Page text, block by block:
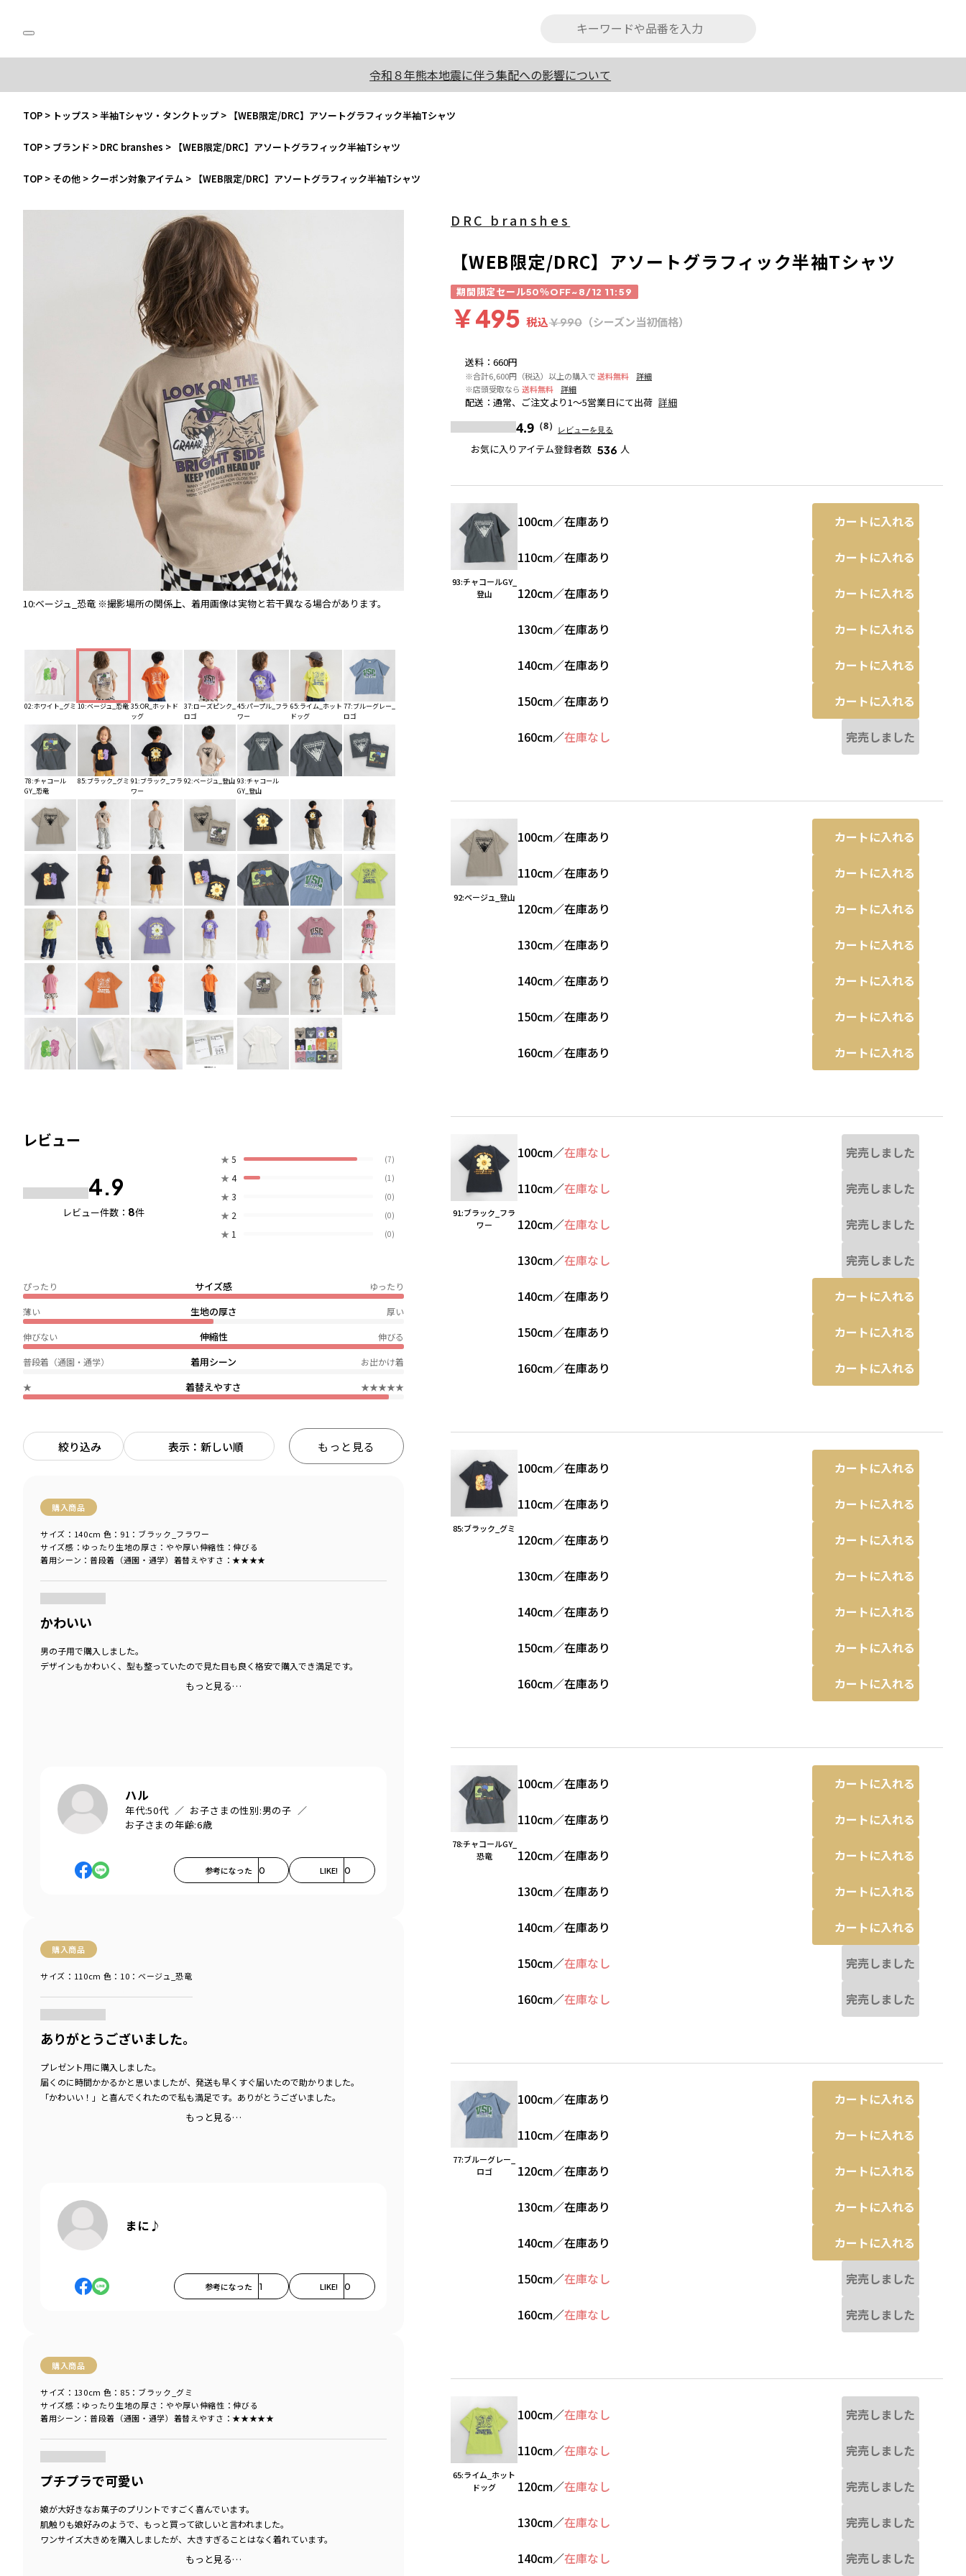
令和８年熊本地震に伴う集配への影響について
TOP > トップス >半袖Tシャツ・タンクトップ > 【WEB限定/DRC】アソートグラフィック半袖Tシャツ
TOP > ブランド > DRC branshes > 【WEB限定/DRC】アソートグラフィック半袖Tシャツ
TOP > その他 > クーポン対象アイテム > 【WEB限定/DRC】アソートグラフィック半袖Tシャツ
10:ベージュ_恐竜 ※撮影場所の関係上、着用画像は実物と若干異なる場合があります。 ※撮影場所の関係上、着用画像は実物と若干異なる場合があります。 37:ローズピンク_ロゴ
※撮影場所の関係上
02:ホワイト_グミ 10:ベージュ_恐竜 35:OR_ホットド
ッグ
37:ローズピンク_
ロゴ
45:パープル_フラ
ワー
65:ライム_ホット
ドッグ
77:ブルーグレー_
ロゴ
78:チャコール
GY_恐竜
85:ブラック_グミ 91:ブラック_フラ
ワー
92:ベージュ_登山 93:チャコール
GY_登山
レビュー
4.9
レビュー件数： 8件
★ 5 (7)
★ 4 (1)
★ 3 (0)
★ 2 (0)
★ 1 (0)
サイズ感
ぴったり ゆったり
生地の厚さ
薄い 厚い
伸縮性
伸びない 伸びる
着用シーン
普段着（通園・通学） お出かけ着
着替えやすさ
★ ★★★★★
絞り込み 表示：新しい順 もっと見る
購入商品
サイズ感 ：ゆったり 生地の厚さ ：やや厚い伸縮性 ：伸びる
着用シーン ：普段着（通園・通学） 着替えやすさ ：★★★★
サイズ：140cm 色：91：ブラック_フラワー
かわいい
男の子用で購入しました。
デザインもかわいく、型も整っていたので見た目も良く格安で購入でき満足です。
もっと見る…
ハル
年代:50代 お子さまの性別:男の子
お子さまの年齢:6歳
参考になった 0 LIKE! 0
購入商品
サイズ：110cm 色：10：ベージュ_恐竜
ありがとうございました。
プレゼント用に購入しました。
届くのに時間かかるかと思いましたが、発送も早くすぐ届いたので助かりました。
「かわいい！」と喜んでくれたので私も満足です。ありがとうございました。
もっと見る…
まに♪
参考になった 1 LIKE! 0
購入商品
サイズ感 ：ゆったり 生地の厚さ ：やや厚い伸縮性 ：伸びる
着用シーン ：普段着（通園・通学） 着替えやすさ ：★★★★★
サイズ：130cm 色：85：ブラック_グミ
プチプラで可愛い
娘が大好きなお菓子のプリントですごく喜んでいます。
肌触りも娘好みのようで、もっと買って欲しいと言われました。
ワンサイズ大きめを購入しましたが、大きすぎることはなく着れています。
もっと見る…
送料 ：660円
※合計6,600円（税込）以上の購入で送料無料
詳細
※店頭受取なら 送料無料 詳細
配送 ：通常、ご注文より1～5営業日にて出荷 詳細
4.9 （8） レビューを見る
お気に入りアイテム登録者数 536 人
DRC branshes
【WEB限定/DRC】アソートグラフィック半袖Tシャツ
期間限定セール50％OFF~8/12 11:59
￥495 税込￥990（シーズン当初価格）
93:チャコールGY_
登山
100cm／在庫あり カートに入れる
110cm／在庫あり カートに入れる
120cm／在庫あり カートに入れる
130cm／在庫あり カートに入れる
140cm／在庫あり カートに入れる
150cm／在庫あり カートに入れる
160cm／在庫なし 完売しました
92:ベージュ_登山
100cm／在庫あり カートに入れる
110cm／在庫あり カートに入れる
120cm／在庫あり カートに入れる
130cm／在庫あり カートに入れる
140cm／在庫あり カートに入れる
150cm／在庫あり カートに入れる
160cm／在庫あり カートに入れる
91:ブラック_フラ
ワー
100cm／在庫なし 完売しました
110cm／在庫なし 完売しました
120cm／在庫なし 完売しました
130cm／在庫なし 完売しました
140cm／在庫あり カートに入れる
150cm／在庫あり カートに入れる
160cm／在庫あり カートに入れる
85:ブラック_グミ
100cm／在庫あり カートに入れる
110cm／在庫あり カートに入れる
120cm／在庫あり カートに入れる
130cm／在庫あり カートに入れる
140cm／在庫あり カートに入れる
150cm／在庫あり カートに入れる
160cm／在庫あり カートに入れる
78:チャコールGY_
恐竜
100cm／在庫あり カートに入れる
110cm／在庫あり カートに入れる
120cm／在庫あり カートに入れる
130cm／在庫あり カートに入れる
140cm／在庫あり カートに入れる
150cm／在庫なし 完売しました
160cm／在庫なし 完売しました
77:ブルーグレー_
ロゴ
100cm／在庫あり カートに入れる
110cm／在庫あり カートに入れる
120cm／在庫あり カートに入れる
130cm／在庫あり カートに入れる
140cm／在庫あり カートに入れる
150cm／在庫なし 完売しました
160cm／在庫なし 完売しました
65:ライム_ホット
ドッグ
100cm／在庫なし 完売しました
110cm／在庫なし 完売しました
120cm／在庫なし 完売しました
130cm／在庫なし 完売しました
140cm／在庫なし 完売しました